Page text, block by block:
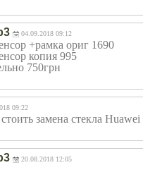
04.09.2018 09:12
+рамка ориг 1690
копия 995
750грн
09:22
стоить замена стекла
20.08.2018 12:05